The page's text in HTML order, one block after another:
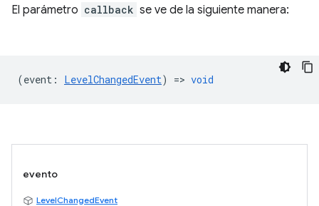
El parámetro callback se ve de la siguiente manera:
(event : LevelChangedEvent) => void
evento
LevelChangedEvent